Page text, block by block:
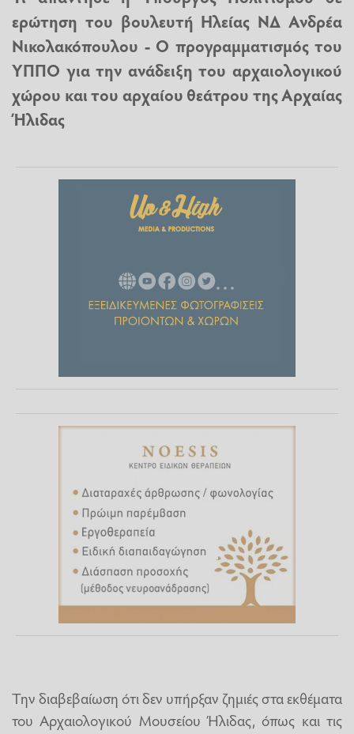
ερώτηση του βουλευτή Ηλείας ΝΔ Ανδρέα
Νικολακόπουλου - Ο προγραμματισμός του
ΥΠΠΟ για την ανάδειξη του αρχαιολογικού
χώρου και του αρχαίου θεάτρου της Αρχαίας
Ήλιδας
Την διαβεβαίωση ότι δεν υπήρξαν ζημιές στα εκθέματα
του Αρχαιολογικού Μουσείου Ήλιδας, όπως και τις